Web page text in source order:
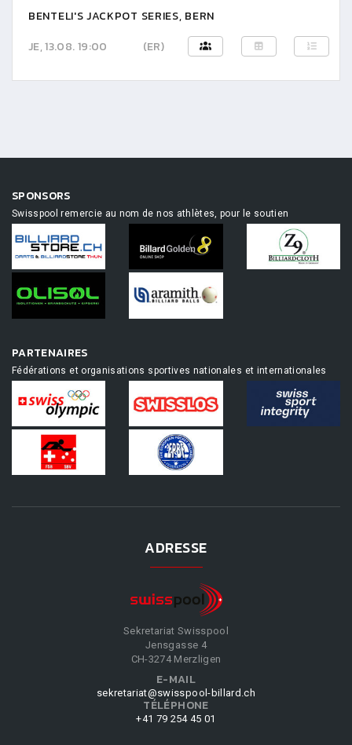
BENTELI'S JACKPOT SERIES, BERN
JE, 13.08. 19:00
(ER)
SPONSORS
Swisspool remercie au nom de nos athlètes, pour le soutien
PARTENAIRES
Fédérations et organisations sportives nationales et internationales
ADRESSE
Sekretariat Swisspool
Jensgasse 4
CH-3274 Merzligen
E-MAIL
sekretariat@swisspool-billard.ch
TÉLÉPHONE
+41 79 254 45 01